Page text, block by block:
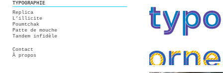
TYPOGRAPHIE
Replica
L’illicite
Poumtchak
Patte de mouche
Tandem infidèle
Contact
À propos